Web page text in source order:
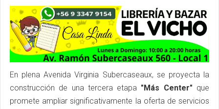
En plena Avenida Virginia Subercaseaux, se proyecta la
construcción de una tercera etapa "Más Center" que
promete ampliar significativamente la oferta de servicios